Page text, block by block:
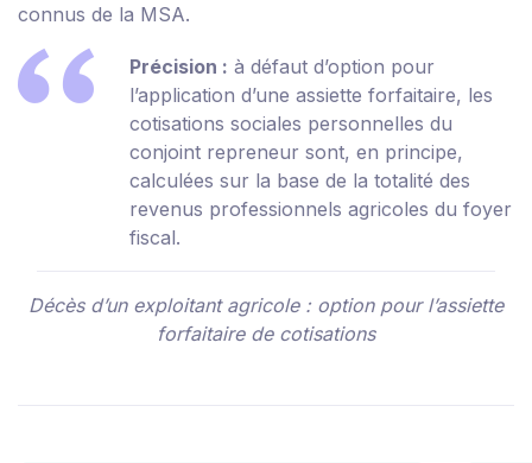
connus de la MSA.
Précision : à défaut d’option pour
l’application d’une assiette forfaitaire, les
cotisations sociales personnelles du
conjoint repreneur sont, en principe,
calculées sur la base de la totalité des
revenus professionnels agricoles du foyer
fiscal.
Décès d’un exploitant agricole : option pour l’assiette
forfaitaire de cotisations